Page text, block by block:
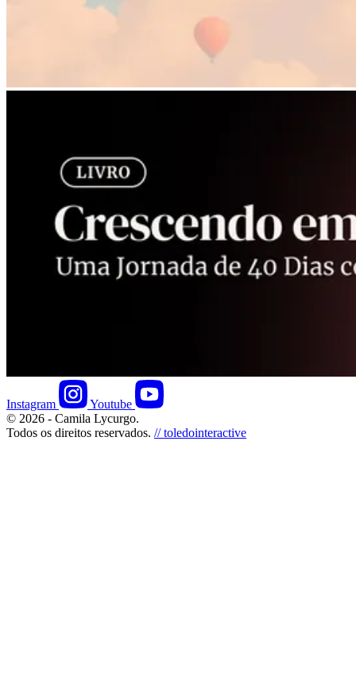
Instagram
Youtube
© 2026 - Camila Lycurgo.
Todos os direitos reservados. // toledointeractive